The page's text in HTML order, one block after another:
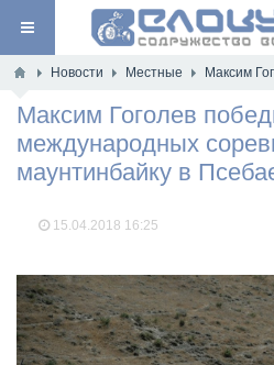
Новости Местные Максим
Максим Гоголев
международных
маунтинбайку в
15.04.2018 16:25